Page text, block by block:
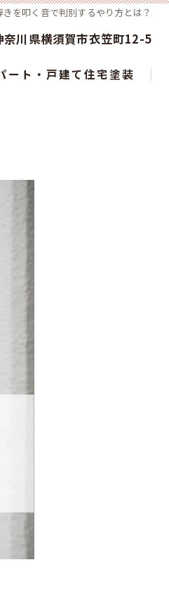
を叩く音で判別するやり方とは？
川県横須賀市衣笠町12-5
ート・戸建て住宅塗装